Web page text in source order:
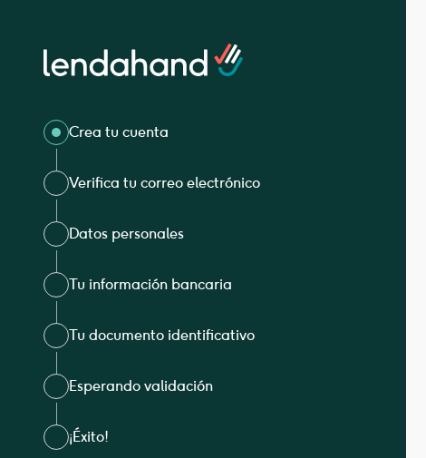
Lendahand logo
Crea tu cuenta
Verifica tu correo electrónico
Datos personales
Tu información bancaria
Tu documento identificativo
Esperando validación
¡Éxito!